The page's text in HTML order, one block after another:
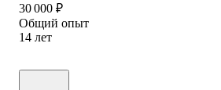
30 000 ₽
Общий опыт
14 лет